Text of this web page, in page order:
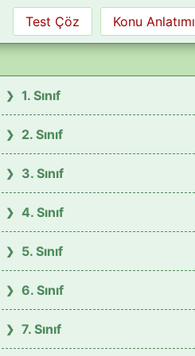
Test Çöz Konu Anlatımı
1. Sınıf
2. Sınıf
3. Sınıf
4. Sınıf
5. Sınıf
6. Sınıf
7. Sınıf